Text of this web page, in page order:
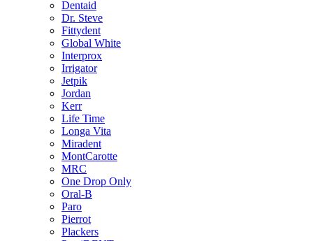
Dentaid
Dr. Steve
Fittydent
Global White
Interprox
Irrigator
Jetpik
Jordan
Kerr
Life Time
Longa Vita
Miradent
MontCarotte
MRC
One Drop Only
Oral-B
Paro
Pierrot
Plackers